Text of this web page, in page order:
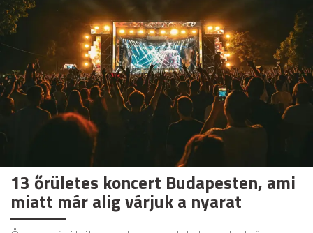
13 őrületes koncert Budapesten, ami
miatt már alig várjuk a nyarat